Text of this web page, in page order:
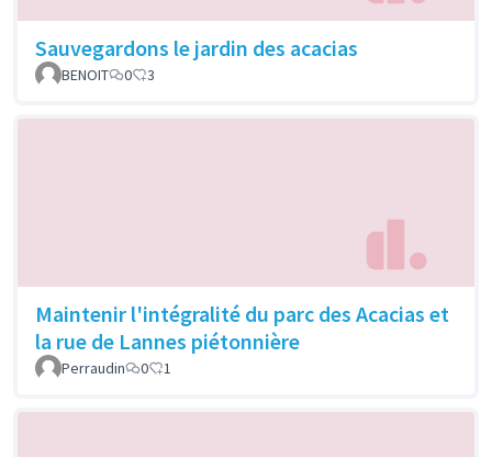
Sauvegardons le jardin des acacias
BENOIT 0 3
Maintenir l'intégralité du parc des Acacias et
la rue de Lannes piétonnière
Perraudin 0 1